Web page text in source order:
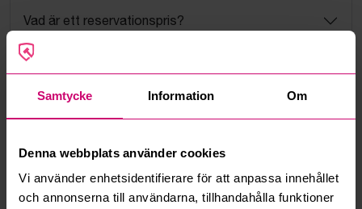
Samtycke Information Om
Denna webbplats använder cookies
Vi använder enhetsidentifierare för att anpassa innehållet
och annonserna till användarna, tillhandahålla funktioner
Vad är ett reservationspris?
Hur fungerar maxbud?
Hur fungerar budmotorn?
Kan jag ångra ett bud?
Kan ni frakta mina vunna objekt?